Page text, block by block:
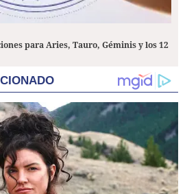
para Aries, Tauro, Géminis y los 12